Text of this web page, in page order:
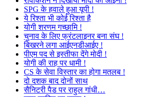
SPG के हवाले हुआ यूपी !
ये रिश्ता भी कोई रिश्ता है
योगी शरणम गच्छामि !
चुनाव के लिए फ्रंटलाइनर बना संघ !
बिखरने लगा आईएनडीआईए !
पीएम पद से इस्तीफा देंगे मोदी !
योगी की राह पर धामी !
CS के सेवा विस्तार का होगा मतलब !
दो दशक बाद दोनों साथ
सैनिटरी पैड पर राहुल गांधी…